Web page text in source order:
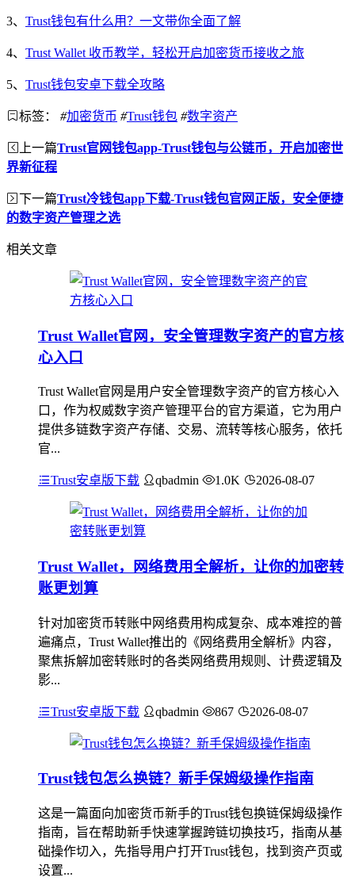
3、 Trust钱包有什么用？一文带你全面了解
4、 Trust Wallet 收币教学，轻松开启加密货币接收之旅
5、 Trust钱包安卓下载全攻略
标签： #加密货币 #Trust钱包 #数字资产
上一篇Trust官网钱包app-Trust钱包与公链币，开启加密世
界新征程
下一篇Trust冷钱包app下载-Trust钱包官网正版，安全便捷
的数字资产管理之选
相关文章
Trust Wallet官网，安全管理数字资产的官方核
心入口
Trust Wallet官网是用户安全管理数字资产的官方核心入
口，作为权威数字资产管理平台的官方渠道，它为用户
提供多链数字资产存储、交易、流转等核心服务，依托
官...
Trust安卓版下载 qbadmin 1.0K 2026-08-07
Trust Wallet，网络费用全解析，让你的加密转
账更划算
针对加密货币转账中网络费用构成复杂、成本难控的普
遍痛点，Trust Wallet推出的《网络费用全解析》内容，
聚焦拆解加密转账时的各类网络费用规则、计费逻辑及
影...
Trust安卓版下载 qbadmin 867 2026-08-07
Trust钱包怎么换链？新手保姆级操作指南
这是一篇面向加密货币新手的Trust钱包换链保姆级操作
指南，旨在帮助新手快速掌握跨链切换技巧，指南从基
础操作切入，先指导用户打开Trust钱包，找到资产页或
设置...